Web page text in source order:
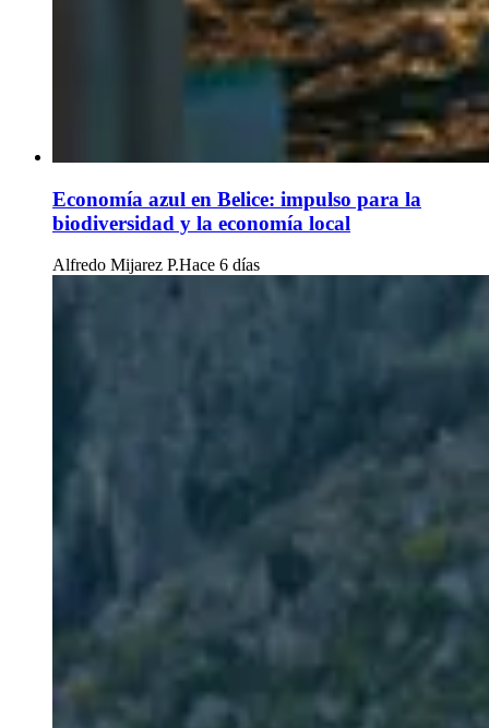
Economía azul en Belice: impulso para la
biodiversidad y la economía local
Alfredo Mijarez P.Hace 6 días